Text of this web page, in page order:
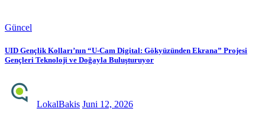
Güncel
UID Gençlik Kolları’nın “U-Cam Digital: Gökyüzünden Ekrana” Projesi
Gençleri Teknoloji ve Doğayla Buluşturuyor
LokalBakis Juni 12, 2026